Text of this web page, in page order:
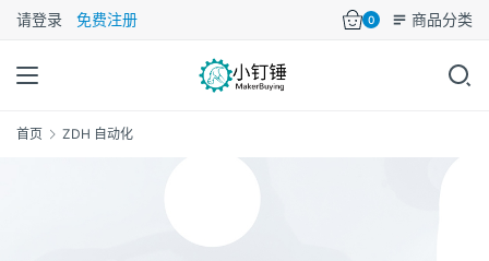
请登录 免费注册 0 商品分类
首页 ZDH 自动化